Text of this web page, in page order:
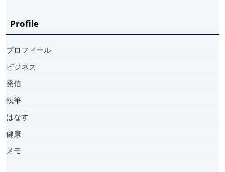
Profile
プロフィール
ビジネス
発信
執筆
はなす
健康
メモ